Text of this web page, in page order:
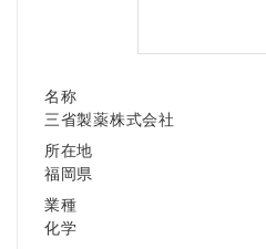
名称
三省製薬株式会社
所在地
福岡県
業種
化学